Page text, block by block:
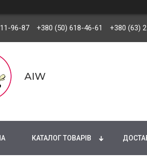
96-87 +380 (50) 618-46-61 +380 (63)
AIW
КАТАЛОГ ТОВАРІВ